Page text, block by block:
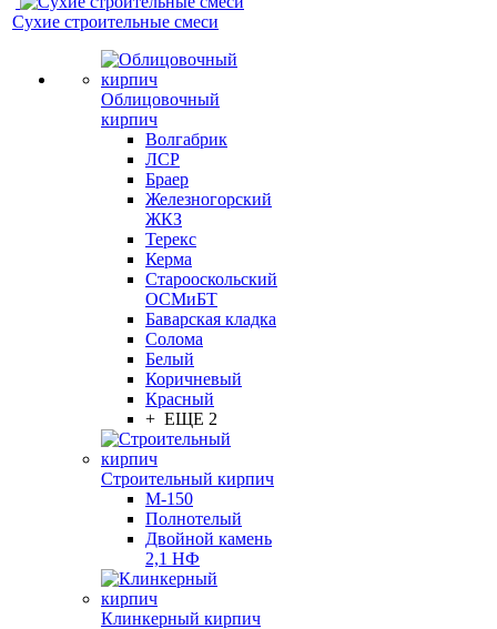
Сухие строительные смеси
Облицовочный
кирпич
Волгабрик
ЛСР
Браер
Железногорский
ЖКЗ
Терекс
Керма
Старооскольский
ОСМиБТ
Баварская кладка
Солома
Белый
Коричневый
Красный
+ ЕЩЕ 2
Строительный кирпич
М-150
Полнотелый
Двойной камень
2,1 НФ
Клинкерный кирпич